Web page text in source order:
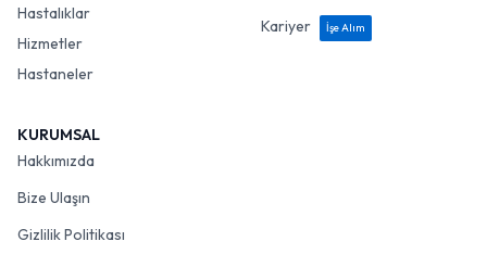
Hastalıklar
Hizmetler
Hastaneler
Kariyer
İşe Alım
KURUMSAL
Hakkımızda
Bize Ulaşın
Gizlilik Politikası